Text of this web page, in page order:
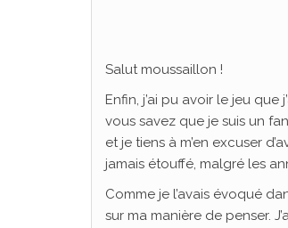
Salut moussaillon !
Enfin, j’ai pu avoir le jeu
vous savez que je suis un
et je tiens à m’en excuser
jamais étouffé, malgré les
Comme je l’avais évoqué
sur ma manière de penser.